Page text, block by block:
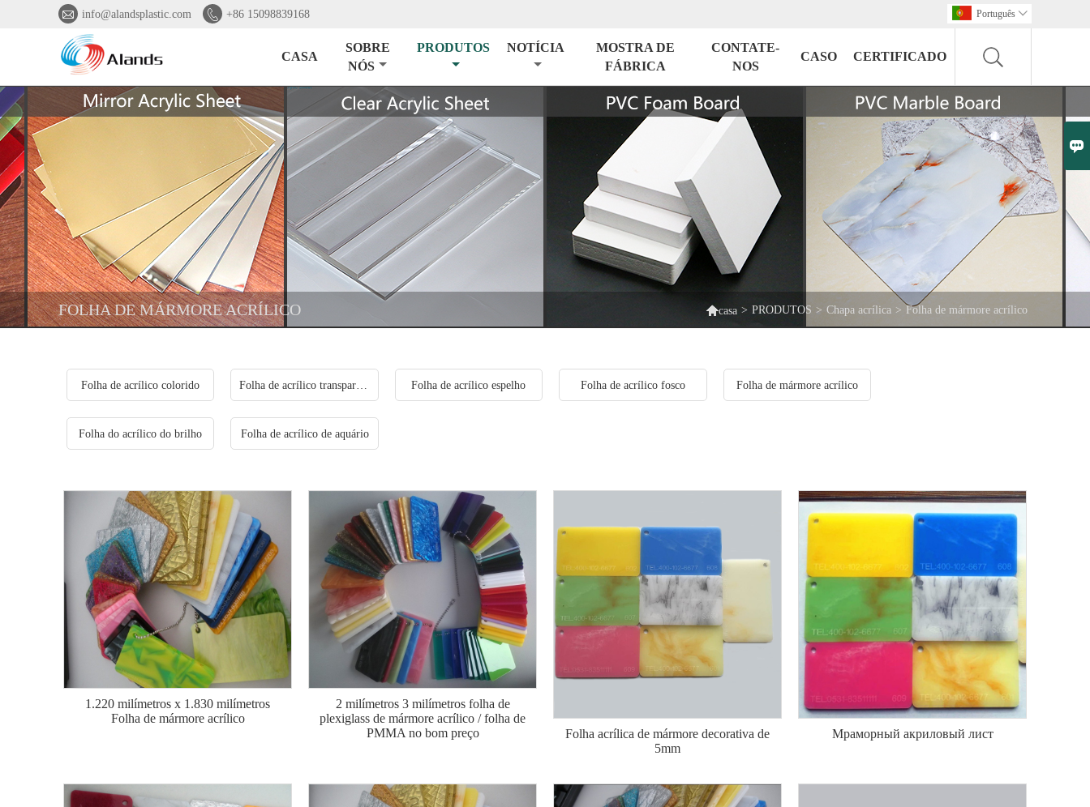

 info@alandsplastic.com  +86 15098839168 Português 
CASA
SOBRE
NÓS
PRODUTOS NOTÍCIA
MOSTRA DE
FÁBRICA
CONTATE-
NOS
CASO CERTIFICADO
FOLHA DE MÁRMORE ACRÍLICO casa > PRODUTOS > Chapa acrílica > Folha de mármore acrílico
Folha de acrílico colorido Folha de acrílico transparente Folha de acrílico espelho Folha de acrílico fosco Folha de mármore acrílico
Folha do acrílico do brilho Folha de acrílico de aquário
1.220 milímetros x 1.830 milímetros
Folha de mármore acrílico
2 milímetros 3 milímetros folha de
plexiglass de mármore acrílico / folha de
PMMA no bom preço
Folha acrílica de mármore decorativa de
5mm
Мраморный акриловый лист